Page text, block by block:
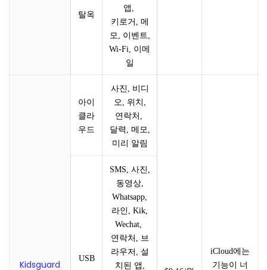
탈옥
앱,
키로거, 메
모, 이벤트,
Wi-Fi, 이메
일
Kidsguard
아이
클라
우드
사진, 비디
오, 위치,
연락처,
달력, 메모,
미리 알림
iCloud에는
기능이 너
USB
SMS, 사진,
동영상,
Whatsapp,
라인, Kik,
Wechat,
연락처, 브
라우저, 설
치된 앱,